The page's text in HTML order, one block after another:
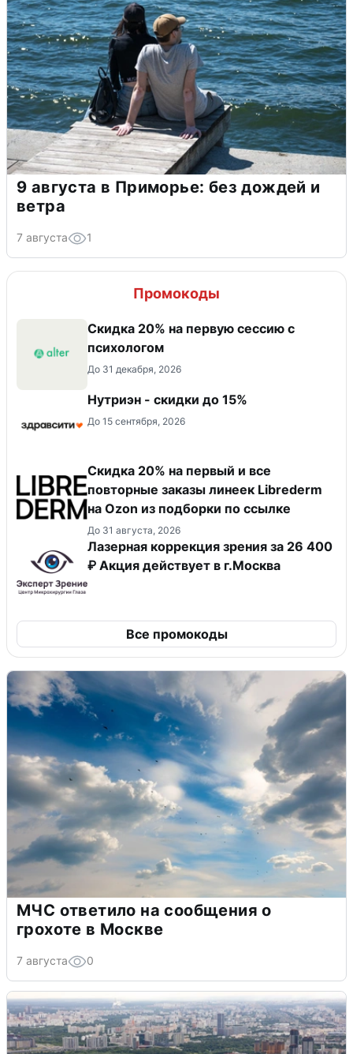
9 августа в Приморье: без дождей и
ветра
7 августа 1
Промокоды
Скидка 20% на первую сессию с
психологом
До 31 декабря, 2026
Нутриэн - скидки до 15%
До 15 сентября, 2026
Скидка 20% на первый и все
повторные заказы линеек Librederm
на Ozon из подборки по ссылке
До 31 августа, 2026
Лазерная коррекция зрения за 26 400
₽ Акция действует в г.Москва
Все промокоды
МЧС ответило на сообщения о
грохоте в Москве
7 августа 0